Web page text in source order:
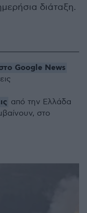
διάταξη.
Google News
από την Ελλάδα
στο